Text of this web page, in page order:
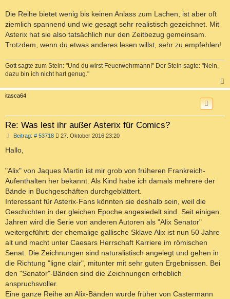
Die Reihe bietet wenig bis keinen Anlass zum Lachen, ist aber oft
ziemlich spannend und wie gesagt sehr realistisch gezeichnet. Mit
Asterix hat sie also tatsächlich nur den Zeitbezug gemeinsam.
Trotzdem, wenn du etwas anderes lesen willst, sehr zu empfehlen!
Gott sagte zum Stein: "Und du wirst Feuerwehrmann!" Der Stein sagte: "Nein,
dazu bin ich nicht hart genug."
a
itasca64
Re: Was lest ihr außer Asterix für Comics?
Beitrag: # 53718B
a
g
27. Oktober 2016 23:20
Hallo,
"Alix" von Jaques Martin ist mir grob von früheren Frankreich-
Aufenthalten her bekannt. Als Kind habe ich damals mehrere der
Bände in Buchgeschäften durchgeblättert.
Interessant für Asterix-Fans könnten sie deshalb sein, weil die
Geschichten in der gleichen Epoche angesiedelt sind. Seit einigen
Jahren wird die Serie von anderen Autoren als "Alix Senator"
weitergeführt: der ehemalige gallische Sklave Alix ist nun 50 Jahre
alt und macht unter Caesars Herrschaft Karriere im römischen
Senat. Die Zeichnungen sind naturalistisch angelegt und gehen in
die Richtung "ligne clair", mitunter mit sehr guten Ergebnissen. Bei
den "Senator"-Bänden sind die Zeichnungen erheblich
anspruchsvoller.
Eine ganze Reihe an Alix-Bänden wurde früher von Castermann